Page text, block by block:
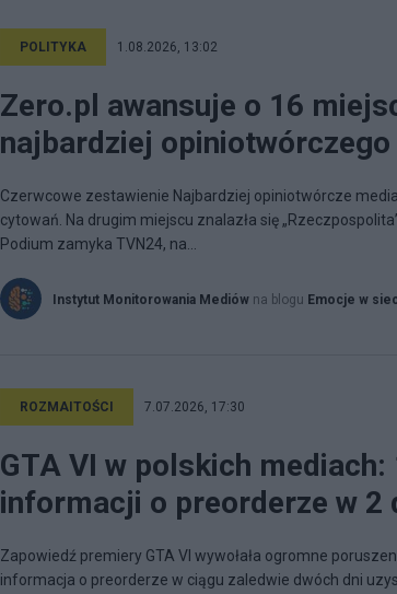
POLITYKA 1.08.2026, 13:02
Zero.pl awansuje o 16
najbardziej
Czerwcowe zestawienie Najbardziej opiniotwórcze
cytowań. Na drugim miejscu znalazła się
Podium zamyka TVN24, na...
Instytut Monitorowania Mediów na blogu Emocje w
ROZMAITOŚCI 7.07.2026, 17:30
GTA VI w polskich
informacji o preorderze w 2
Zapowiedź premiery GTA VI wywołała ogromne
informacja o preorderze w ciągu zaledwie dwóch dni